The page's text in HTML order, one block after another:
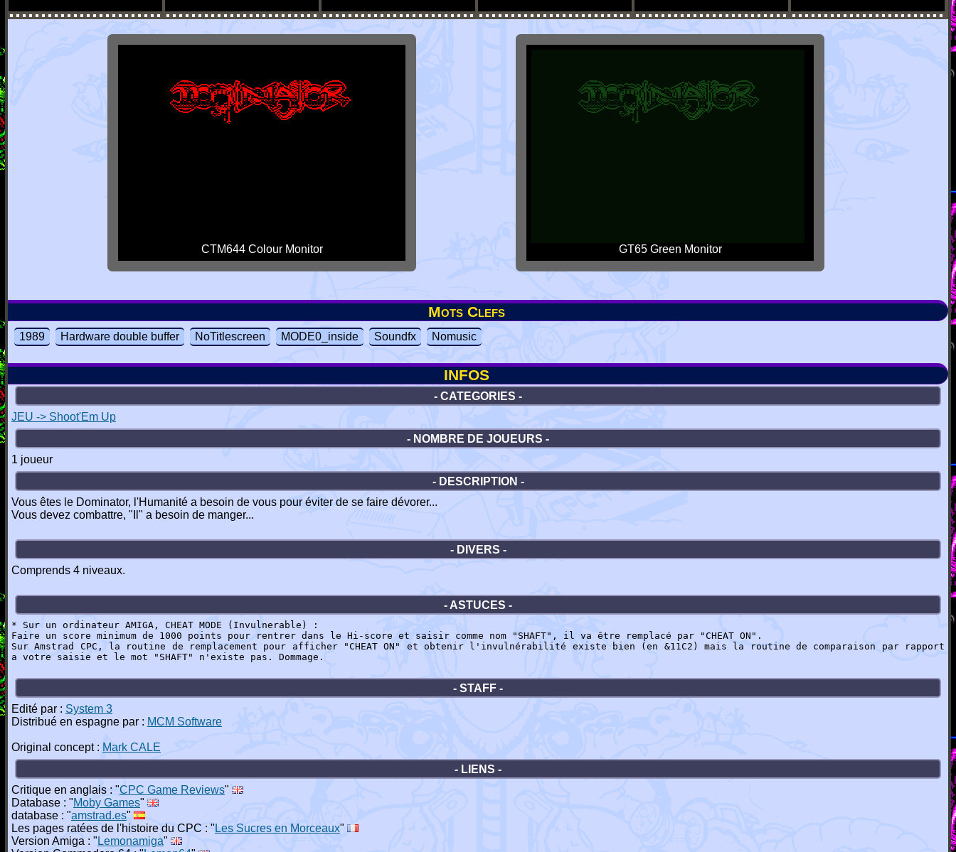
CTM644 Colour Monitor GT65 Green Monitor
Mots Clefs
1989 Hardware double buffer NoTitlescreen MODE0_inside Soundfx Nomusic
INFOS
- CATEGORIES -
JEU -> Shoot'Em Up
- NOMBRE DE JOUEURS -
1 joueur
- DESCRIPTION -
Vous êtes le Dominator, l'Humanité a besoin de vous pour éviter de se faire dévorer...
Vous devez combattre, "Il" a besoin de manger...
- DIVERS -
Comprends 4 niveaux.
- ASTUCES -
* Sur un ordinateur AMIGA, CHEAT MODE (Invulnerable) :
Faire un score minimum de 1000 points pour rentrer dans le Hi-score et saisir comme nom "SHAFT", il va être remplacé par "CHEAT ON".
Sur Amstrad CPC, la routine de remplacement pour afficher "CHEAT ON" et obtenir l'invulnérabilité existe bien (en &11C2) mais la routine de comparaison par rapport
a votre saisie et le mot "SHAFT" n'existe pas. Dommage.
- STAFF -
Edité par : System 3
Distribué en espagne par : MCM Software
Original concept : Mark CALE
- LIENS -
Critique en anglais : "CPC Game Reviews"
Database : "Moby Games"
database : "amstrad.es"
Les pages ratées de l'histoire du CPC : " Les Sucres en Morceaux"
Version Amiga : " Lemonamiga"